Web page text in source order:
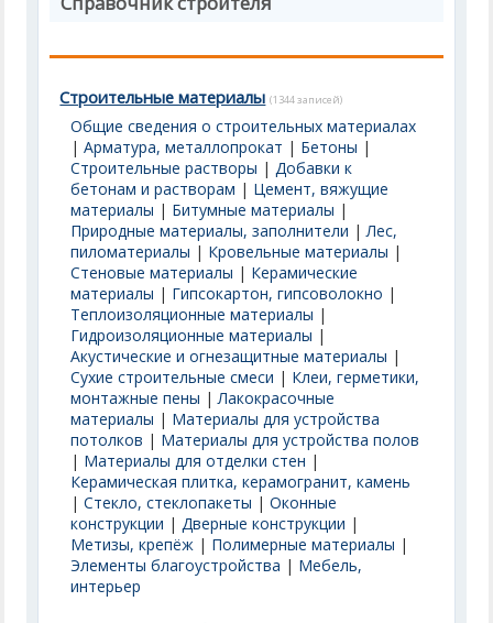
Строительные материалы (1344 записей)
Общие сведения о строительных материалах
|Арматура, металлопрокат | Бетоны |
Строительные растворы |Добавки к
бетонам и растворам | Цемент, вяжущие
материалы | Битумные материалы |
Природные материалы, заполнители |Лес,
пиломатериалы | Кровельные материалы |
Стеновые материалы | Керамические
материалы | Гипсокартон, гипсоволокно |
Теплоизоляционные материалы |
Гидроизоляционные материалы |
Акустические и огнезащитные материалы |
Сухие строительные смеси | Клеи, герметики,
монтажные пены |Лакокрасочные
материалы | Материалы для устройства
потолков | Материалы для устройства полов
| Материалы для отделки стен |
Керамическая плитка, керамогранит, камень
|Стекло, стеклопакеты |Оконные
конструкции |Дверные конструкции |
Метизы, крепёж | Полимерные материалы |
Элементы благоустройства | Мебель,
интерьер